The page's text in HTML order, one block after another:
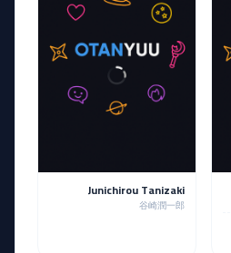
Junichirou Tanizaki
谷崎潤一郎